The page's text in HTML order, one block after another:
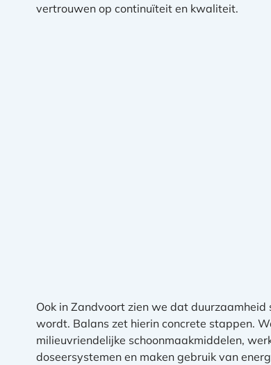
vertrouwen op continuïteit en kwaliteit.
Ook in Zandvoort zien we dat
wordt. Balans zet hierin concrete stappen.
milieuvriendelijke schoonmaakmiddelen,
doseersystemen en maken gebruik van